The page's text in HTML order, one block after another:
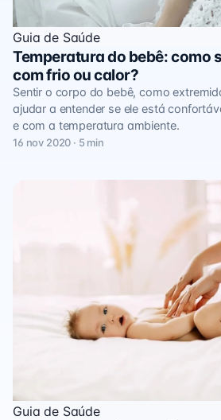
Guia de Saúde
Temperatura do bebê: como
com frio ou calor?
Sentir o corpo do bebê, como
ajudar a entender se ele está
e com a temperatura ambiente.
16 nov 2020 · 5 min
Guia de Saúde